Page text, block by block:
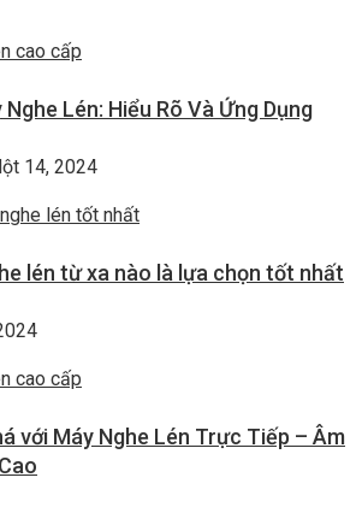
Lén: Hiểu Rõ Và Ứng Dụng
14, 2024
lén từ xa nào là lựa chọn tốt nhất
với Máy Nghe Lén Trực Tiếp – Âm